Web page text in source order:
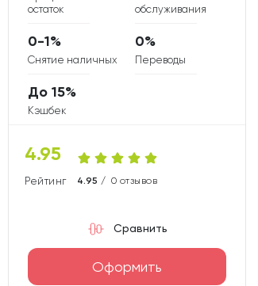
4.95
Рейтинг карты
4.95 / 0 отзывов
остаток
обслуживания
Снятие наличных
0-1%
Переводы
0%
Кэшбек
До 15%
Оформить
Сравнить